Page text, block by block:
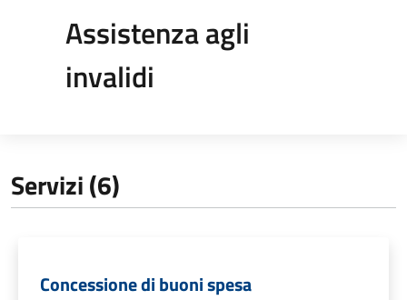
Assistenza agli
invalidi
Servizi (6)
Concessione di buoni spesa